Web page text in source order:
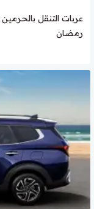
عربات التنقل
رمضان